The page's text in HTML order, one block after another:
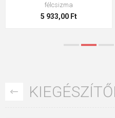
félcsizma
5 933,00 Ft